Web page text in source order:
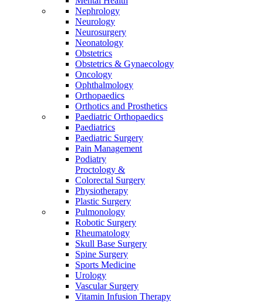
Nephrology
Neurology
Neurosurgery
Neonatology
Obstetrics
Obstetrics & Gynaecology
Oncology
Ophthalmology
Orthopaedics
Orthotics and Prosthetics
Paediatric Orthopaedics
Paediatrics
Paediatric Surgery
Pain Management
Podiatry
Proctology &
Colorectal Surgery
Physiotherapy
Plastic Surgery
Pulmonology
Robotic Surgery
Rheumatology
Skull Base Surgery
Spine Surgery
Sports Medicine
Urology
Vascular Surgery
Vitamin Infusion Therapy